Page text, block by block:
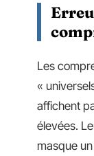
Les
«
affichent
élevées.
masque